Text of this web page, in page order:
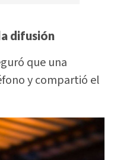
difusión
que una
y compartió el